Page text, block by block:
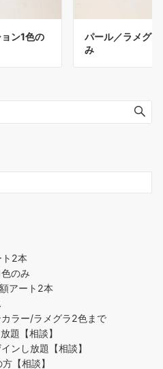
ン1色の
パール／ラメグ
み
2本
のみ
アート2本
ラー/ラメグラ2色まで
題【相談】
し放題【相談】
【相談】